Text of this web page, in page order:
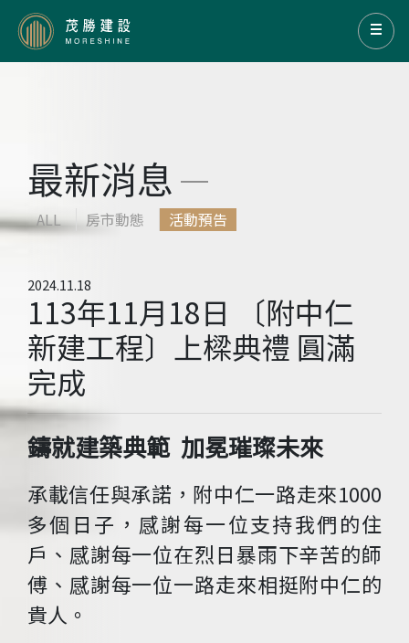
最新消息
ALL 房市動態 活動預告
2024.11.18
113年11月18日 〔附中仁
新建工程〕上樑典禮 圓滿
完成
鑄就建築典範 加冕璀璨未來
承載信任與承諾，附中仁一路走來1000
多個日子，感謝每一位支持我們的住
戶、感謝每一位在烈日暴雨下辛苦的師
傅、感謝每一位一路走來相挺附中仁的
貴人。